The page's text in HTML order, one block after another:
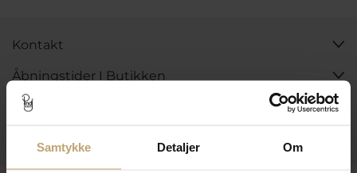
Samtykke Detaljer Om
Kontakt
Åbningstider I Butikken
Information